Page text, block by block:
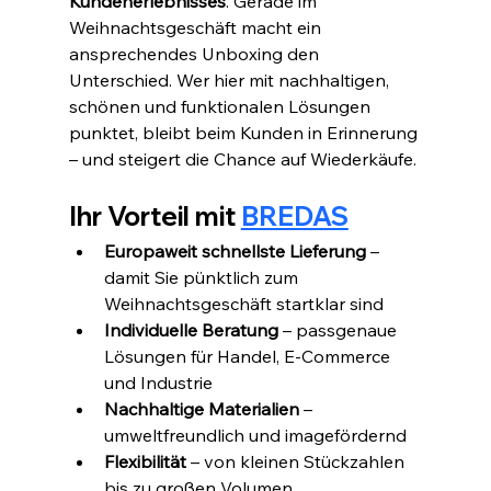
Weihnachtsgeschäft macht ein
ansprechendes Unboxing den
Unterschied. Wer hier mit nachhaltigen,
schönen und funktionalen Lösungen
punktet, bleibt beim Kunden in Erinnerung
– und steigert die Chance auf Wiederkäufe.
Ihr Vorteil mit BREDAS
Europaweit schnellste Lieferung –
damit Sie pünktlich zum
Weihnachtsgeschäft startklar sind
Individuelle Beratung – passgenaue
Lösungen für Handel, E-Commerce
und Industrie
Nachhaltige Materialien –
umweltfreundlich und imagefördernd
Flexibilität – von kleinen Stückzahlen